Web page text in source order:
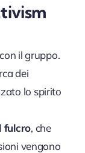
il gruppo.
dei
lo spirito
fulcro, che
vengono